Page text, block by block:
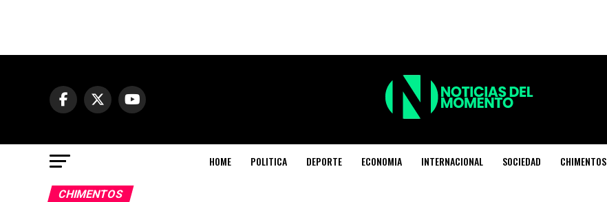
HOME POLITICA DEPORTE ECONOMIA INTERNACIONAL SOCIEDAD CHIMENTOS
CHIMENTOS